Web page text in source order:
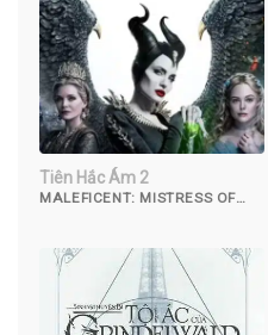
Tiên Hắc Ám 2
MALEFICENT: MISTRESS OF